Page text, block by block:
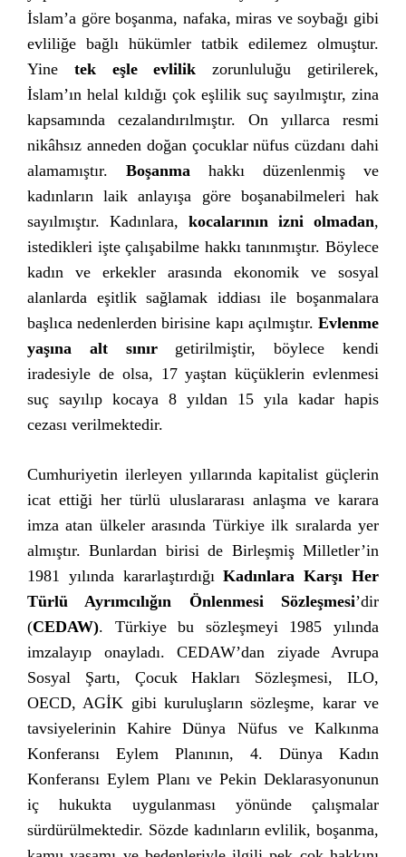
İslam’a göre boşanma, nafaka, miras ve soybağı gibi
evliliğe bağlı hükümler tatbik edilemez olmuştur.
Yine tek eşle evlilik zorunluluğu getirilerek,
İslam’ın helal kıldığı çok eşlilik suç sayılmıştır, zina
kapsamında cezalandırılmıştır. On yıllarca resmi
nikâhsız anneden doğan çocuklar nüfus cüzdanı dahi
alamamıştır. Boşanma hakkı düzenlenmiş ve
kadınların laik anlayışa göre boşanabilmeleri hak
sayılmıştır. Kadınlara, kocalarının izni olmadan,
istedikleri işte çalışabilme hakkı tanınmıştır. Böylece
kadın ve erkekler arasında ekonomik ve sosyal
alanlarda eşitlik sağlamak iddiası ile boşanmalara
başlıca nedenlerden birisine kapı açılmıştır. Evlenme
yaşına alt sınırgetirilmiştir, böylece kendi
iradesiyle de olsa, 17 yaştan küçüklerin evlenmesi
suç sayılıp kocaya 8 yıldan 15 yıla kadar hapis
cezası verilmektedir.
Cumhuriyetin ilerleyen yıllarında kapitalist güçlerin
icat ettiği her türlü uluslararası anlaşma ve karara
imza atan ülkeler arasında Türkiye ilk sıralarda yer
almıştır. Bunlardan birisi de Birleşmiş Milletler’in
1981 yılında kararlaştırdığıKadınlara Karşı Her
Türlü Ayrımcılığın Önlenmesi
Sözleşmesi’dir
(CEDAW). Türkiye bu sözleşmeyi 1985 yılında
imzalayıp onayladı. CEDAW’dan ziyade Avrupa
Sosyal Şartı, Çocuk Hakları Sözleşmesi, ILO,
OECD, AGİK gibi kuruluşların sözleşme, karar ve
tavsiyelerinin Kahire Dünya Nüfus ve Kalkınma
Konferansı Eylem Planının, 4. Dünya Kadın
Konferansı Eylem Planı ve Pekin Deklarasyonunun
iç hukukta uygulanması yönünde çalışmalar
sürdürülmektedir. Sözde kadınların evlilik, boşanma,